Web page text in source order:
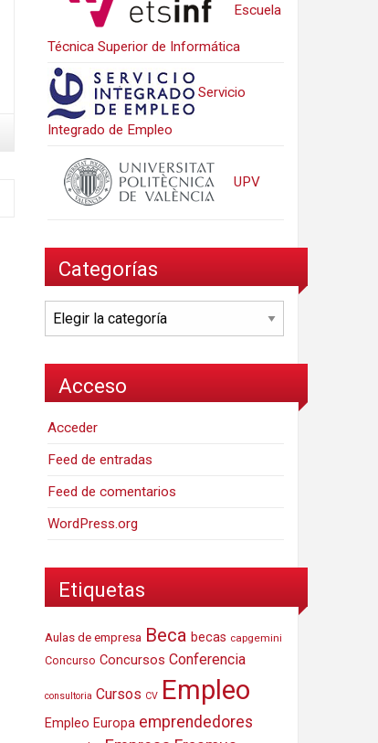
Escuela
Técnica Superior de Informática
Servicio
Integrado de Empleo
UPV
Categorías
Categorías
Acceso
Acceder
Feed de entradas
Feed de comentarios
WordPress.org
Etiquetas
Aulas de empresa Beca becas capgemini
Concurso Concursos Conferencia
consultoria Cursos CV Empleo
Empleo Europa emprendedores